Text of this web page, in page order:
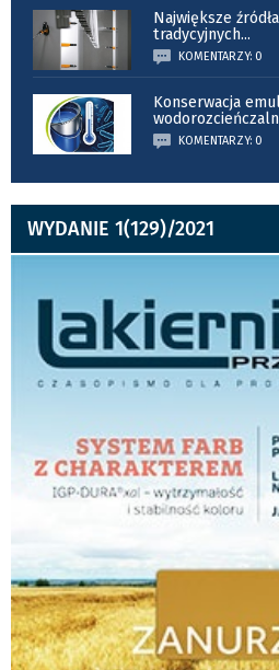
Największe
tradycyjnych...
KOMENTARZY: 0
Konserwacja
KOMENTARZY: 0
WYDANIE 1(129)/2021